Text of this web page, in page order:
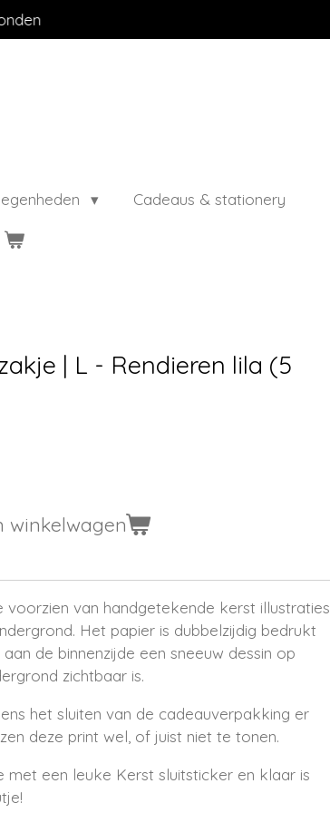
Cadeaus & stationery
| L - Rendieren lila (5
winkelwagen
voorzien van handgetekende kerst illustraties
Het papier is dubbelzijdig bedrukt
de binnenzijde een sneeuw dessin op
zichtbaar is.
het sluiten van de cadeauverpakking er
deze print wel, of juist niet te tonen.
met een leuke Kerst sluitsticker en klaar is